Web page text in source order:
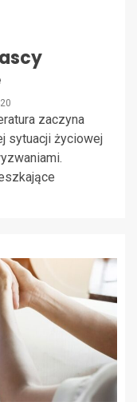
zaczyna
sytuacji życiowej